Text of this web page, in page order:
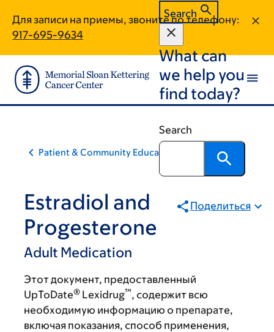
main
content
footer
Для записи на приемы, звоните по телефону:
917-695-9634
Search
What can
we help you
find today?
Search
Patient & Community Education
Estradiol and
Progesterone
Adult Medication
Поделиться
Этот документ, предоставленный
UpToDate® Lexidrug™, содержит всю
необходимую информацию о препарате,
включая показания, способ применения,